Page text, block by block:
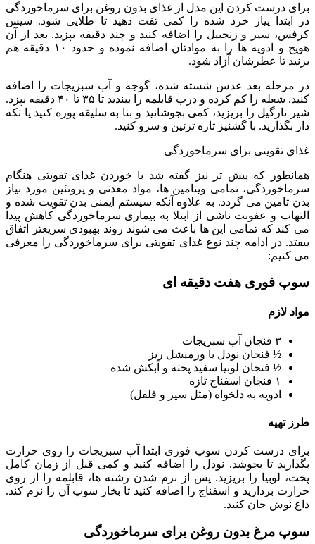
برای درست کردن این مدل از غذای بدون روغن برای سرماخوردگی
در ابتدا پیاز خرد شده را کمی تفت دهید تا طلایی شود. سپس
کرفس، سیر و زنجبیل را اضافه کنید و چند دقیقه بپزید. بعد از آن
هویج و ادویه ها را به موادتان اضافه نموده و حدود ۱۰ دقیقه هم
بزنید تا عطرشان آزاد شود.
در مرحله بعد عدس شسته شده، گوجه و آب سبزیجات را اضافه
کنید. شعله را کم کرده و درب قابلمه را ببندید تا ۳۵ تا ۴۰ دقیقه بپزد.
شیر نارگیل را بریزید، کمی بجوشانید و بنا به سلیقه پوره کنید یا تکه
دار بگذارید. با گشنیز تازه تزئین و سرو کنید.
غذای تقویتی برای سرماخوردگی
همانطور که پیش تر نیز گفته شد با خوردن غذای تقویتی هنگام
سرماخوردگی، تمامی ویتامین ‌ها، مواد معدنی و پروتئین مورد نیاز
بدن تامین می گردد. به علاوه آنکه سیستم ایمنی بدن تقویت شده و
التهاب و عفونت ناشی از ابتلا به بیماری سرماخوردگی کاهش پیدا
می کند که تمامی این ها باعث می شوند روند بهبودی سریعتر اتفاق
بیفتد. در ادامه چند نوع غذای تقویتی برای سرماخوردگی را معرفی
می کنیم:
سوپ فوری هفت دقیقه ای
مواد لازم
۳ فنجان آب سبزیجات
½ فنجان نودل یا ورمیشل ریز
½ فنجان لوبیا سفید پخته و آبکش شده
۱ فنجان اسفناج تازه
ادویه به دلخواه (مثل سیر و فلفل)
طرز تهیه
برای درست کردن سوپ فوری ابتدا آب سبزیجات را روی حرارت
بگذارید تا بجوشد. نودل را اضافه کنید و کمی قبل از زمان کامل
پخت، لوبیا را بریزید. پس از نرم شدن رشته ها، قابلمه را از روی
حرارت بردارید و اسفناج را اضافه کنید تا بخار سوپ آن را نرم کند.
داغ نوش جان کنید.
سوپ مرغ بدون روغن برای سرماخوردگی